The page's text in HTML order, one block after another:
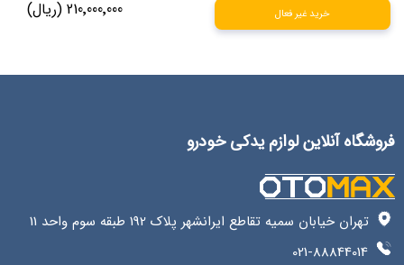
210٬000٬000 (ریال) خرید غیر فعال
فروشگاه آنلاین لوازم یدکی خودرو
تهران خیابان سمیه تقاطع ایرانشهر پلاک 192 طبقه سوم واحد 11
021-88844014